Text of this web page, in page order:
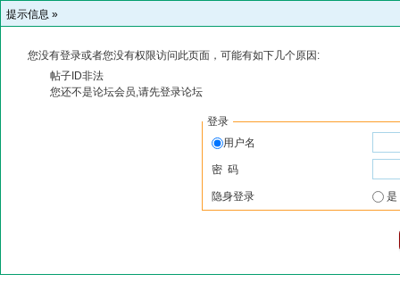
提示信息 »
您没有登录或者您没有权限访问此页面，可能有如下几个原因:
帖子ID非法
您还不是论坛会员,请先登录论坛
登录
用户名
密 码
隐身登录